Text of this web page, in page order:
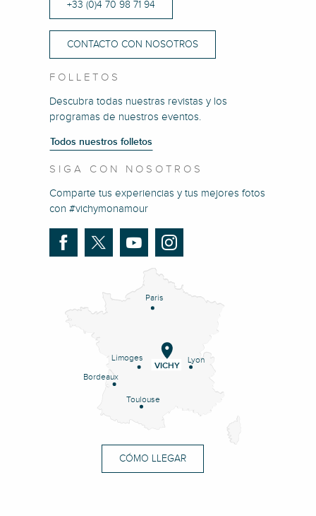
+33 (0)4 70 98 71 94
CONTACTO CON NOSOTROS
FOLLETOS
Descubra todas nuestras revistas y los
programas de nuestros eventos.
Todos nuestros folletos
SIGA CON NOSOTROS
Comparte tus experiencias y tus mejores fotos
con #vichymonamour
Paris
Lyon
Limoges
Bordeaux
Toulouse
VICHY
CÓMO LLEGAR